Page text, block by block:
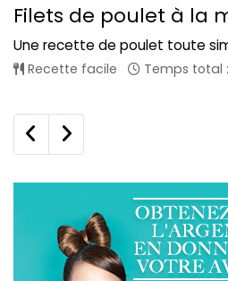
Filets de poulet à la
Une recette de poulet toute
Recette facile Temps total